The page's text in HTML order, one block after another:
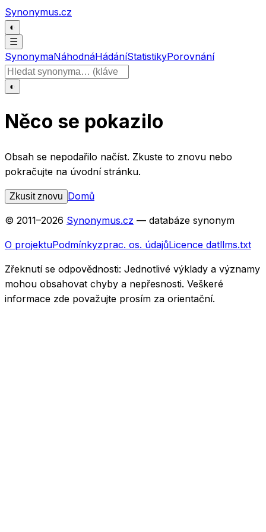
Přeskočit na obsah
Synonymus.cz
◐
☰
SynonymaNáhodnáHádáníStatistikyPorovnání
Hledat slovo
◐
Něco se pokazilo
Obsah se nepodařilo načíst. Zkuste to znovu nebo
pokračujte na úvodní stránku.
Zkusit znovu Domů
© 2011–2026 Synonymus.cz — databáze synonym
O projektuPodmínkyzprac. os. údajůLicence datllms.txt
Zřeknutí se odpovědnosti: Jednotlivé výklady a významy
mohou obsahovat chyby a nepřesnosti. Veškeré
informace zde považujte prosím za orientační.